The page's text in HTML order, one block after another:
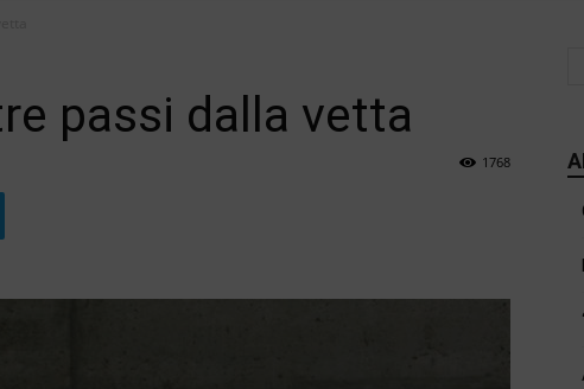
passi dalla vetta
1768